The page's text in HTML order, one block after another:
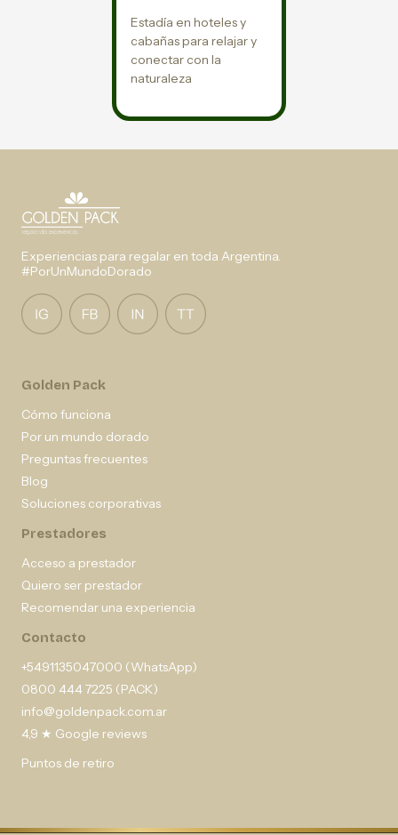
Estadía en hoteles y
cabañas para relajar y
conectar con la
naturaleza
Experiencias para regalar en toda Argentina.
#PorUnMundoDorado
Golden Pack
Cómo funciona
Por un mundo dorado
Preguntas frecuentes
Blog
Soluciones corporativas
Prestadores
Acceso a prestador
Quiero ser prestador
Recomendar una experiencia
Contacto
+5491135047000 (WhatsApp)
0800 444 7225 (PACK)
info@goldenpack.com.ar
4,9 ★ Google reviews
Puntos de retiro